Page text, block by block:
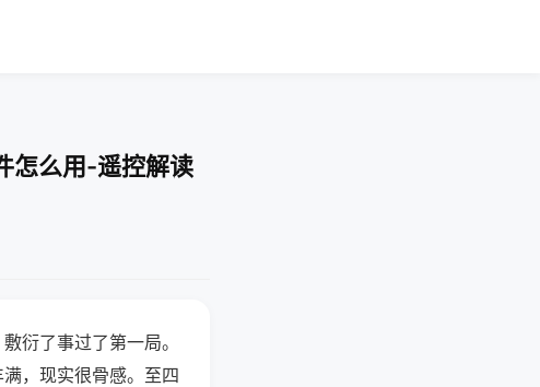
怎么用-遥控解读
衍了事过了第一局。
，现实很骨感。至四